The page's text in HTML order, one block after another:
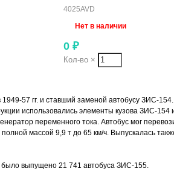
4025AVD
Нет в наличии
0 ₽
Кол-во ×
57 гг. и ставший заменой автобусу ЗИС-
использовались элементы кузова ЗИС-154
переменного тока. Автобус мог
массой 9,9 т до 65 км/ч. Выпускалась
было выпущено 21 741 автобуса ЗИС-155.